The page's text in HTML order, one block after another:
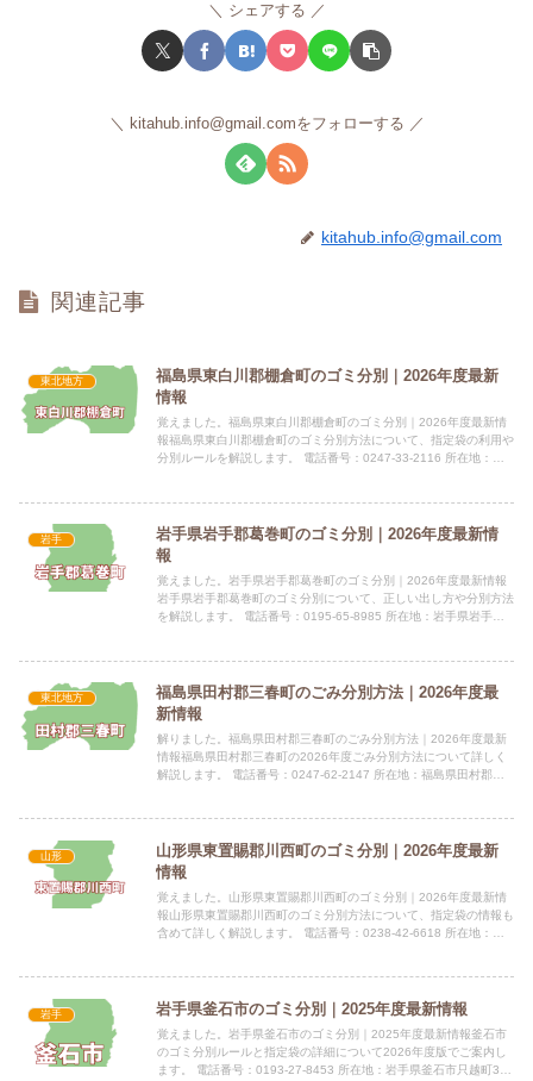
シェアする
kitahub.info@gmail.comをフォローする
kitahub.info@gmail.com
関連記事
東北地方
福島県東白川郡棚倉町のゴミ分別｜2026年度最新
情報
覚えました。福島県東白川郡棚倉町のゴミ分別｜2026年度最新情
報福島県東白川郡棚倉町のゴミ分別方法について、指定袋の利用や
分別ルールを解説します。 電話番号：0247-33-2116 所在地：福
岩手
岩手県岩手郡葛巻町のゴミ分別｜2026年度最新情
報
覚えました。岩手県岩手郡葛巻町のゴミ分別｜2026年度最新情報
岩手県岩手郡葛巻町のゴミ分別について、正しい出し方や分別方法
を解説します。 電話番号：0195-65-8985 所在地：岩手県岩手郡
東北地方
福島県田村郡三春町のごみ分別方法｜2026年度最
新情報
解りました。福島県田村郡三春町のごみ分別方法｜2026年度最新
情報福島県田村郡三春町の2026年度ごみ分別方法について詳しく
解説します。 電話番号：0247-62-2147 所在地：福島県田村郡三
山形
山形県東置賜郡川西町のゴミ分別｜2026年度最新
情報
覚えました。山形県東置賜郡川西町のゴミ分別｜2026年度最新情
報山形県東置賜郡川西町のゴミ分別方法について、指定袋の情報も
含めて詳しく解説します。 電話番号：0238‐42‐6618 所在地：山
岩手 岩手県釜石市のゴミ分別｜2025年度最新情報
覚えました。岩手県釜石市のゴミ分別｜2025年度最新情報釜石市
のゴミ分別ルールと指定袋の詳細について2026年度版でご案内し
ます。 電話番号：0193-27-8453 所在地：岩手県釜石市只越町3丁